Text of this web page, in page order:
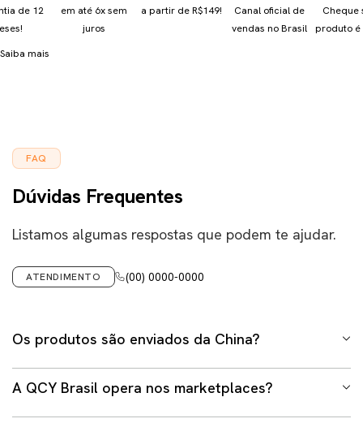
de 12
em até 6x sem
juros
a partir de R$149!
Canal oficial de
vendas no Brasil
Cheque
produto é
Saiba mais
FAQ
Dúvidas Frequentes
Listamos algumas respostas que podem te ajudar.
ATENDIMENTO (00) 0000-0000
Os produtos são enviados da China?
internacional em nosso site ou demais lojas oficiais
A QCY Brasil opera nos marketplaces?